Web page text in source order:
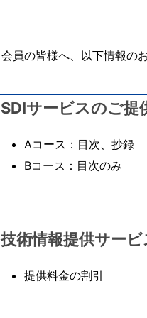
会員の皆様へ、以下情報の
SDIサービスのご提
Aコース：目次、抄録
Bコース：目次のみ
技術情報提供サービ
提供料金の割引